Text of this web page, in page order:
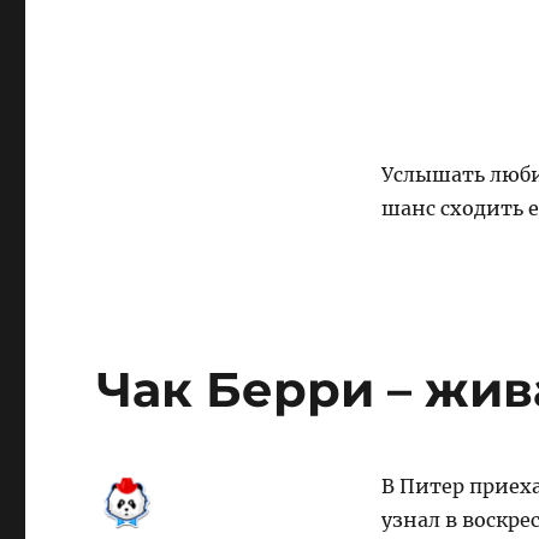
Услышать
шанс сходить
Чак Берри –
В Питер
узнал в